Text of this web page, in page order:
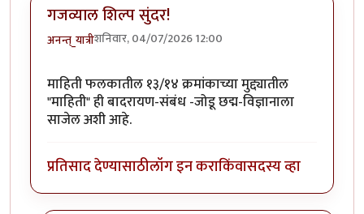
गजव्याल शिल्प सुंदर!
अनन्त्_यात्रीशनिवार, 04/07/2026 12:00
माहिती फलकातील १३/१४ क्रमांकाच्या मुद्द्यातील
"माहिती" ही बादरायण-संबंध -जोडू छद्म-विज्ञानाला
साजेल अशी आहे.
प्रतिसाद देण्यासाठीलॉग इन कराकिंवासदस्य व्हा